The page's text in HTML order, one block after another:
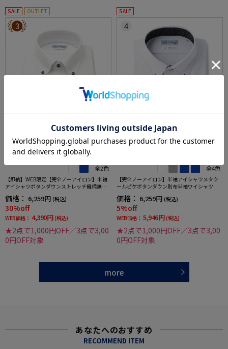
SALE OUTLET
3
全2色
【即納】WEB限定【完全ノーアイロン】半袖
アイシャツボタンダウンストレッチ織柄無地i-
価格： 6,259円 (税込)
30%off
WEB価格： 4,390円 (税込)
★2点で1,000円OFF／3点で3,00
0円OFF対象
SALE
4
全4色
【完全ノーアイロン】半袖アイシャツメタク
ールピケボタンダウン別布半袖ワイシャツ織
価格： 6,259円 (税込)
5%off
WEB価格： 5,946円 (税込)
★2点で1,000円OFF／3点で3,00
0円OFF対象
more
あなたへのおすすめ
RECOMMEND ITEM